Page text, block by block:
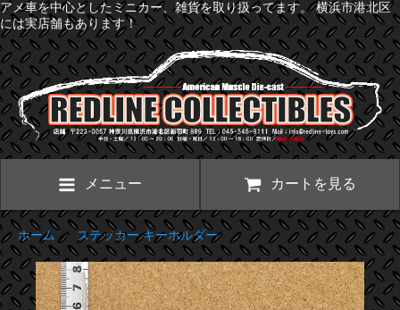
アメ車を中心としたミニカー、雑貨を取り扱ってます。 横浜市港北区
には実店舗もあります！
メニュー カートを見る
ホーム>ステッカー キーホルダー